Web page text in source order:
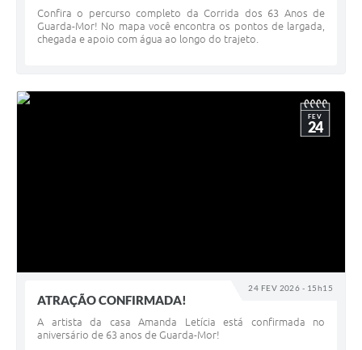
Confira o percurso completo da Corrida dos 63 Anos de
Guarda-Mor! No mapa você encontra os pontos de largada,
chegada e apoio com água ao longo do trajeto.
24 FEV 2026 - 15h15
FEV
24
ATRAÇÃO CONFIRMADA!
A artista da casa Amanda Letícia está confirmada no
aniversário de 63 anos de Guarda-Mor!